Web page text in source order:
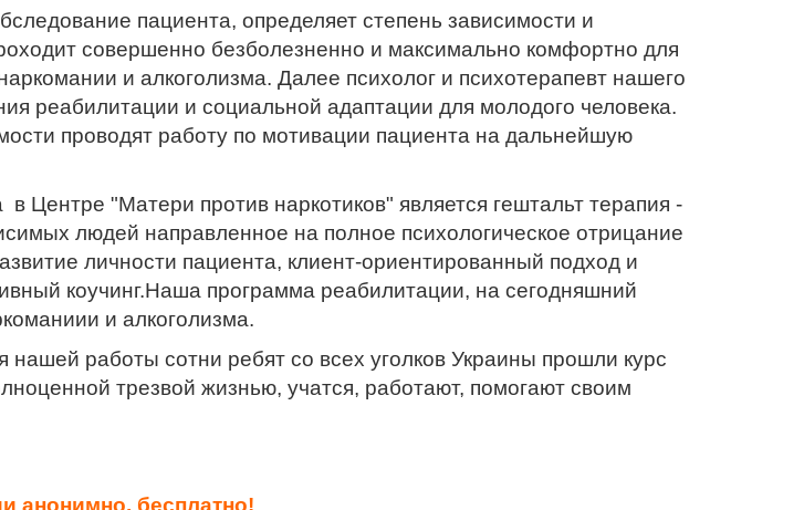
пациента, определяет степень зависимости и
совершенно безболезненно и максимально комфортно для
и алкоголизма. Далее психолог и психотерапевт нашего
реабилитации и социальной адаптации для молодого человека.
проводят работу по мотивации пациента на дальнейшую
Центре "Матери против наркотиков" является гештальт терапия -
людей направленное на полное психологическое отрицание
личности пациента, клиент-ориентированный подход и
коучинг.Наша программа реабилитации, на сегодняшний
и алкоголизма.
работы сотни ребят со всех уголков Украины прошли курс
трезвой жизнью, учатся, работают, помогают своим